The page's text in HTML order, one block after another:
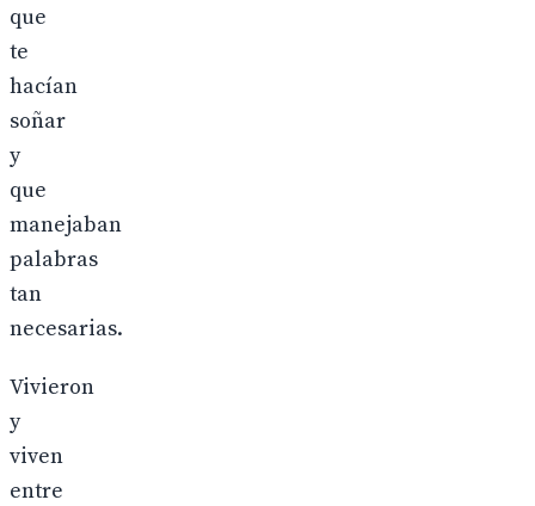
que
te
hacían
soñar
y
que
manejaban
palabras
tan
necesarias.
Vivieron
y
viven
entre